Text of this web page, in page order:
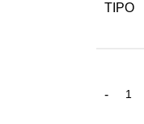
TIPO